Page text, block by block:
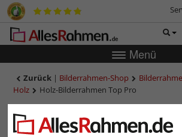
Menü
Zurück | Bilderrahmen-Shop
Holz
Holz-Bilderrahmen Top Pro
Holz-Bilderrahmen